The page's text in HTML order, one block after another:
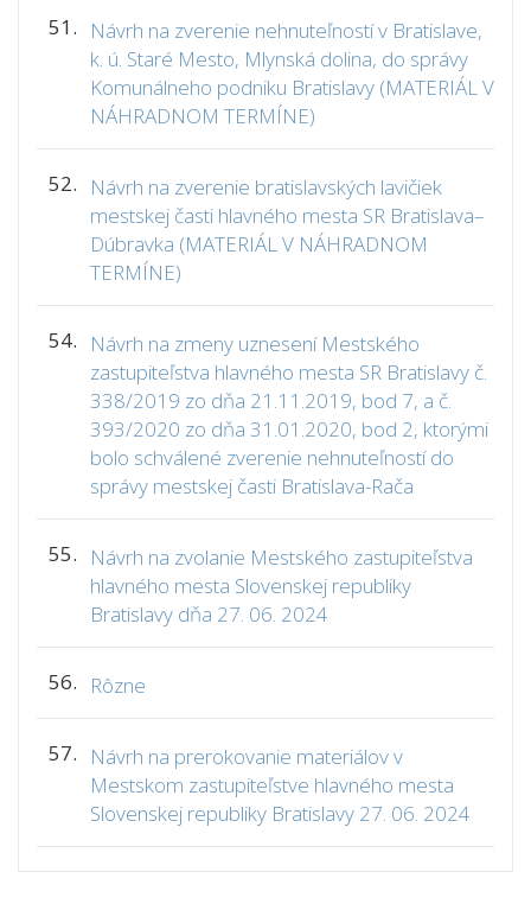
51.
Návrh na zverenie nehnuteľností v Bratislave,
k. ú. Staré Mesto, Mlynská dolina, do správy
Komunálneho podniku Bratislavy (MATERIÁL V
NÁHRADNOM TERMÍNE)
52.
Návrh na zverenie bratislavských lavičiek
mestskej časti hlavného mesta SR Bratislava–
Dúbravka (MATERIÁL V NÁHRADNOM
TERMÍNE)
54.
Návrh na zmeny uznesení Mestského
zastupiteľstva hlavného mesta SR Bratislavy č.
338/2019 zo dňa 21.11.2019, bod 7, a č.
393/2020 zo dňa 31.01.2020, bod 2, ktorými
bolo schválené zverenie nehnuteľností do
správy mestskej časti Bratislava-Rača
55.
Návrh na zvolanie Mestského zastupiteľstva
hlavného mesta Slovenskej republiky
Bratislavy dňa 27. 06. 2024
56. Rôzne
57.
Návrh na prerokovanie materiálov v
Mestskom zastupiteľstve hlavného mesta
Slovenskej republiky Bratislavy 27. 06. 2024